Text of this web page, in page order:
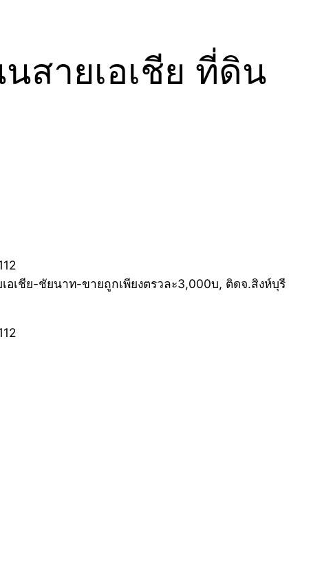
สายเอเชีย ที่ดิน
เชีย-ชัยนาท-ขายถูกเพียงตรวละ3,000บ, ติดจ.สิงห์บุรี